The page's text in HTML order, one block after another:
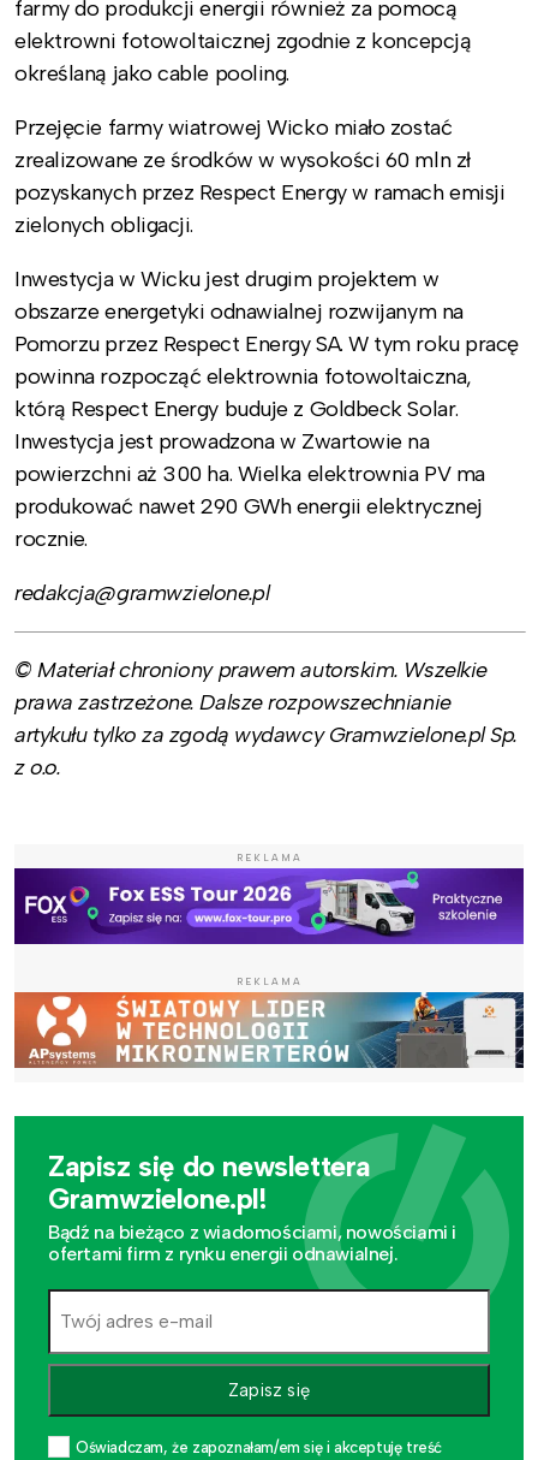
farmy do produkcji energii również za pomocą
elektrowni fotowoltaicznej zgodnie z koncepcją
określaną jako cable pooling.
Przejęcie farmy wiatrowej Wicko miało zostać
zrealizowane ze środków w wysokości 60 mln zł
pozyskanych przez Respect Energy w ramach emisji
zielonych obligacji.
Inwestycja w Wicku jest drugim projektem w
obszarze energetyki odnawialnej rozwijanym na
Pomorzu przez Respect Energy SA. W tym roku pracę
powinna rozpocząć elektrownia fotowoltaiczna,
którą Respect Energy buduje z Goldbeck Solar.
Inwestycja jest prowadzona w Zwartowie na
powierzchni aż 300 ha. Wielka elektrownia PV ma
produkować nawet 290 GWh energii elektrycznej
rocznie.
redakcja@gramwzielone.pl
© Materiał chroniony prawem autorskim. Wszelkie
prawa zastrzeżone. Dalsze rozpowszechnianie
artykułu tylko za zgodą wydawcy Gramwzielone.pl Sp.
z o.o.
REKLAMA
REKLAMA
Zapisz się do newslettera
Gramwzielone.pl!
Bądź na bieżąco z wiadomościami, nowościami i
ofertami firm z rynku energii odnawialnej.
Zapisz się
Oświadczam, że zapoznałam/em się i akceptuję treść